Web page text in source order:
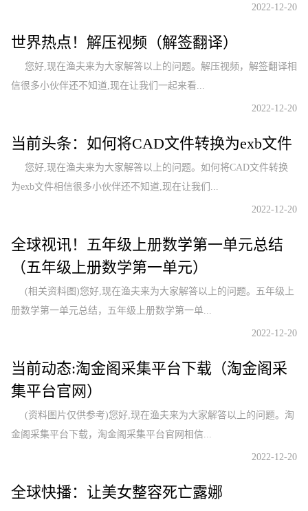
2022-12-20
世界热点！解压视频（解签翻译）
您好,现在渔夫来为大家解答以上的问题。解压视频，解签翻译相
信很多小伙伴还不知道,现在让我们一起来看...
2022-12-20
当前头条：如何将CAD文件转换为exb文件
您好,现在渔夫来为大家解答以上的问题。如何将CAD文件转换
为exb文件相信很多小伙伴还不知道,现在让我们...
2022-12-20
全球视讯！五年级上册数学第一单元总结
（五年级上册数学第一单元）
(相关资料图)您好,现在渔夫来为大家解答以上的问题。五年级上
册数学第一单元总结，五年级上册数学第一单...
2022-12-20
当前动态:淘金阁采集平台下载（淘金阁采
集平台官网）
(资料图片仅供参考)您好,现在渔夫来为大家解答以上的问题。淘
金阁采集平台下载，淘金阁采集平台官网相信...
2022-12-20
全球快播：让美女整容死亡露娜